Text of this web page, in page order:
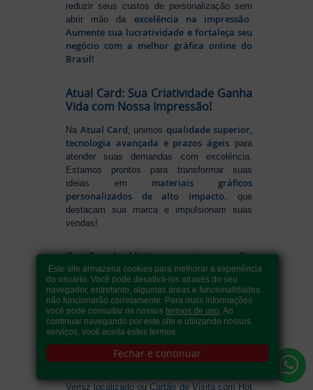
reduzir seus custos de personalização sem
abrir mão da excelência na impressão.
Aumente sua lucratividade e fortaleça seu
negócio com a melhor gráfica online do
Brasil!
Atual Card: Sua Criatividade Ganha
Vida com Nossa Impressão!
Na Atual Card, unimos qualidade superior,
tecnologia avançada e prazos ágeispara
atender suas demandas com excelência.
Estamos prontos para transformar suas
ideias em materiais gráficos
personalizados de alto impacto, que
destacam sua marca e impulsionam suas
vendas!
Cartão de Visita com impressão
online
OCartão de Visitaé a identidade da sua
marca no mundo dos negócios, um elemento
essencial para causar uma primeira
impressão memorável. Na Atual Card,
oferecemosimpressão de cartão de visita
com qualidade impecável e acabamentos
Verniz localizado ouCartão de Visita com Hot
Este site armazena cookies para melhorar a experiência
do usuário. Você pode desativá-los através do seu
navegador, entretanto, algumas áreas e funcionalidades
não funcionarão corretamente. Para mais informações
você pode consultar os nossostermos de uso. Ao
continuar navegando por este site e utilizando nossos
serviços, você aceita estes termos.
Fechar e continuar